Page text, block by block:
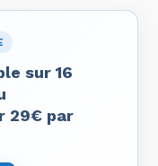
sur 16
29€ par